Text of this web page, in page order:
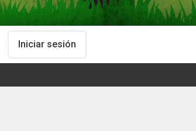
Iniciar sesión